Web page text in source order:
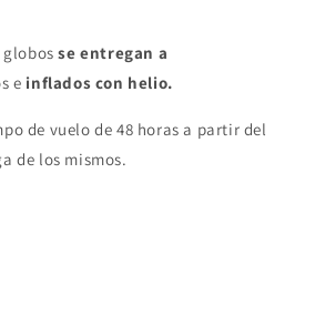
globos se entregan a
e inflados con helio.
de vuelo de 48 horas a partir del
de los mismos.